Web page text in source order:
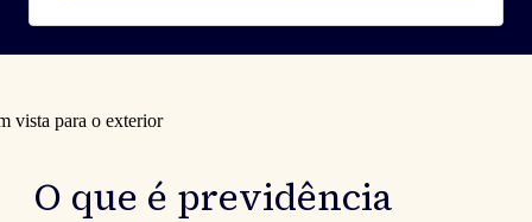
O que é previdência